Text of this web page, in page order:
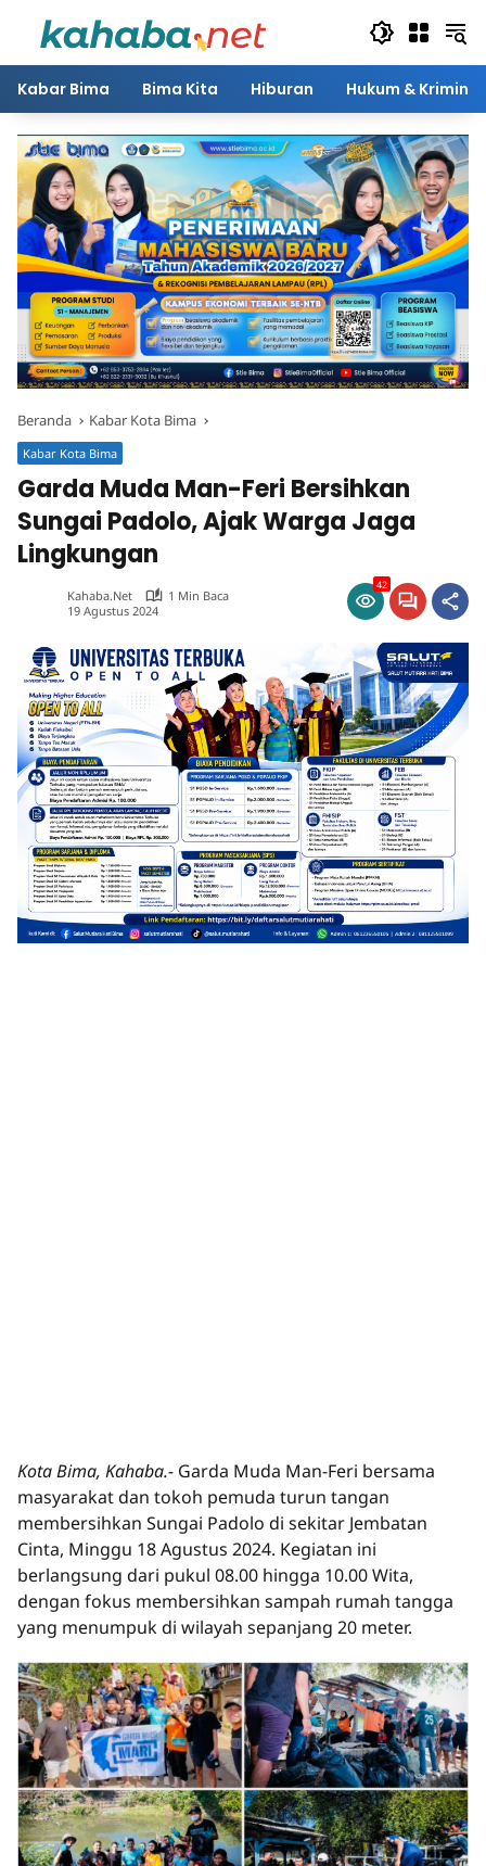
Kabar Bima Bima Kita Hiburan Hukum & Kriminal
Beranda Kabar Kota Bima
Kabar Kota Bima
Garda Muda Man-Feri Bersihkan
Sungai Padolo, Ajak Warga Jaga
Lingkungan
Kahaba.net
1 Min Baca
19 Agustus 2024
42
Kota Bima, Kahaba.- Garda Muda Man-Feri bersama
masyarakat dan tokoh pemuda turun tangan
membersihkan Sungai Padolo di sekitar Jembatan
Cinta, Minggu 18 Agustus 2024. Kegiatan ini
berlangsung dari pukul 08.00 hingga 10.00 Wita,
dengan fokus membersihkan sampah rumah tangga
yang menumpuk di wilayah sepanjang 20 meter.